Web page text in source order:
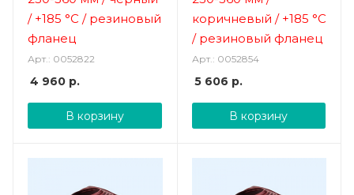
/ +185 °C / резиновый
фланец
Арт.: 0052822
4 960 р.
В корзину
коричневый / +185 °C
/ резиновый фланец
Арт.: 0052854
5 606 р.
В корзину